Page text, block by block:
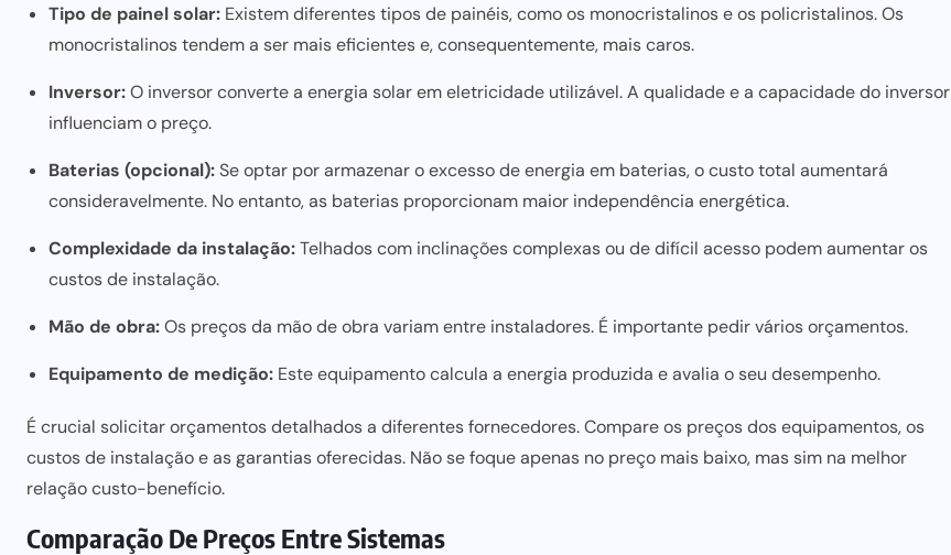
Tipo de painel solar: Existem diferentes tipos de painéis, como os monocristalinos e os policristalinos. Os
monocristalinos tendem a ser mais eficientes e, consequentemente, mais caros.
Inversor:O inversor converte a energia solar em eletricidade utilizável. A qualidade e a capacidade do inversor
influenciam o preço.
Baterias (opcional):Se optar por armazenar o excesso de energia em baterias, o custo total aumentará
consideravelmente. No entanto, as baterias proporcionam maior independência energética.
Complexidade da instalação:Telhados com inclinações complexas ou de difícil acesso podem aumentar os
custos de instalação.
Mão de obra:Os preços da mão de obra variam entre instaladores. É importante pedir vários orçamentos.
Equipamento de medição: Este equipamento calcula a energia produzida e avalia o seu desempenho.
É crucial solicitar orçamentos detalhados a diferentes fornecedores. Compare os preços dos equipamentos, os
custos de instalação e as garantias oferecidas. Não se foque apenas no preço mais baixo, mas sim na melhor
relação custo-benefício.
Comparação De Preços Entre Sistemas